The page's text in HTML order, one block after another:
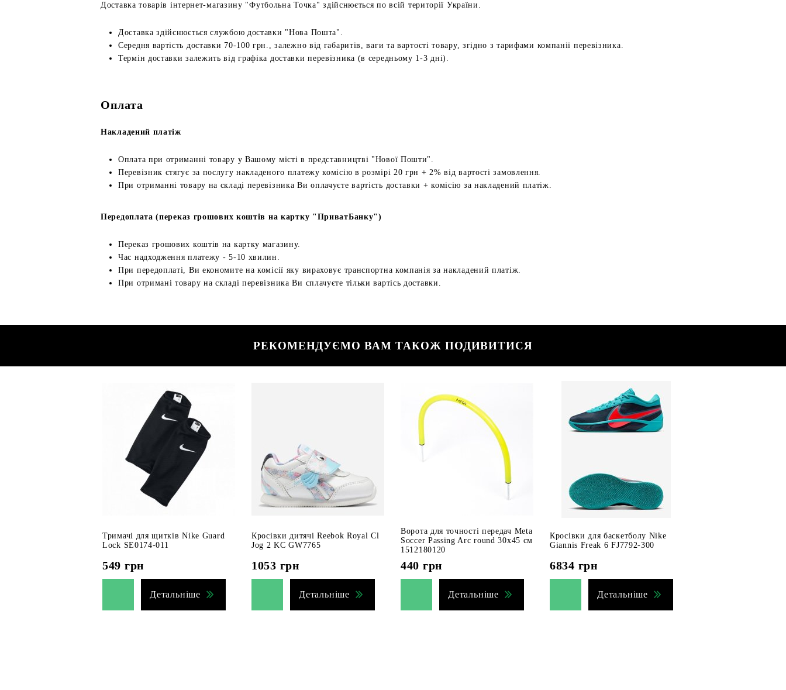
Доставка товарів інтернет-магазину "Футбольна Точка" здійснюється по всій території України.
Доставка здійснюється службою доставки "Нова Пошта".
Середня вартість доставки 70-100 грн., залежно від габаритів, ваги та вартості товару, згідно з тарифами компанії перевізника.
Термін доставки залежить від графіка доставки перевізника (в середньому 1-3 дні).
Оплата
Накладений платіж
Оплата при отриманні товару у Вашому місті в представництві "Нової Пошти".
Перевізник стягує за послугу накладеного платежу комісію в розмірі 20 грн + 2% від вартості замовлення.
При отриманні товару на складі перевізника Ви оплачуєте вартість доставки + комісію за накладений платіж.
Передоплата (переказ грошових коштів на картку "ПриватБанку")
Переказ грошових коштів на картку магазину.
Час надходження платежу - 5-10 хвилин.
При передоплаті, Ви економите на комісії яку вираховує транспортна компанія за накладений платіж.
При отримані товару на складі перевізника Ви сплачуєте тільки вартісь доставки.
РЕКОМЕНДУЄМО ВАМ ТАКОЖ ПОДИВИТИСЯ
Тримачі для щитків Nike Guard
Lock SE0174-011
549 грн
Детальніше
Кросівки дитячі Reebok Royal Cl
Jog 2 KC GW7765
1053 грн
Детальніше
Ворота для точності передач Meta
Soccer Passing Arc round 30х45 см
1512180120
440 грн
Детальніше
Кросівки для баскетболу Nike
Giannis Freak 6 FJ7792-300
6834 грн
Детальніше